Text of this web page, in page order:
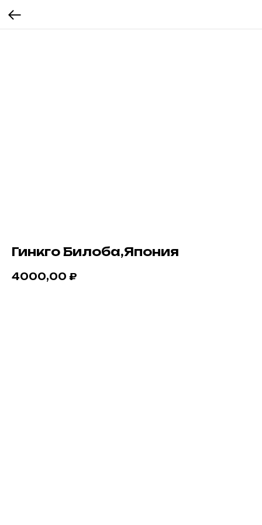
Гинкго Билоба,Япония
4000,00 ₽